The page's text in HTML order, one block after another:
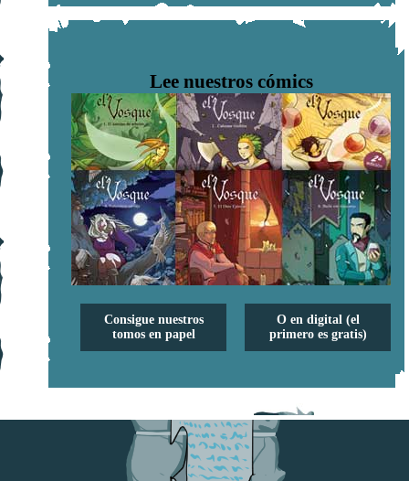
Lee nuestros cómics
Consigue nuestros
tomos en papel
O en digital (el
primero es gratis)